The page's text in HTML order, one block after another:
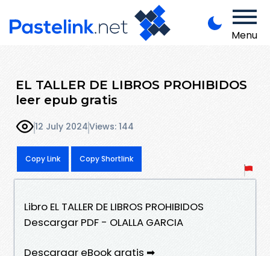
Menu
EL TALLER DE LIBROS PROHIBIDOS
leer epub gratis
12 July 2024Views: 144
Copy Link Copy Shortlink
Libro EL TALLER DE LIBROS PROHIBIDOS
Descargar PDF - OLALLA GARCIA
Descargar eBook gratis ➡